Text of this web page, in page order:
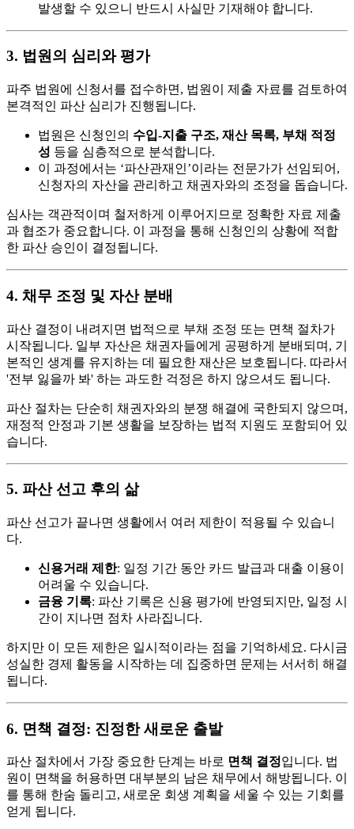
발생할 수 있으니 반드시 사실만 기재해야 합니다.
3. 법원의 심리와 평가
파주 법원에 신청서를 접수하면, 법원이 제출 자료를 검토하여
본격적인 파산 심리가 진행됩니다.
법원은 신청인의 수입-지출 구조, 재산 목록, 부채 적정
성 등을 심층적으로 분석합니다.
이 과정에서는 ‘파산관재인’이라는 전문가가 선임되어,
신청자의 자산을 관리하고 채권자와의 조정을 돕습니다.
심사는 객관적이며 철저하게 이루어지므로 정확한 자료 제출
과 협조가 중요합니다. 이 과정을 통해 신청인의 상황에 적합
한 파산 승인이 결정됩니다.
4. 채무 조정 및 자산 분배
파산 결정이 내려지면 법적으로 부채 조정 또는 면책 절차가
시작됩니다. 일부 자산은 채권자들에게 공평하게 분배되며, 기
본적인 생계를 유지하는 데 필요한 재산은 보호됩니다. 따라서
'전부 잃을까 봐' 하는 과도한 걱정은 하지 않으셔도 됩니다.
파산 절차는 단순히 채권자와의 분쟁 해결에 국한되지 않으며,
재정적 안정과 기본 생활을 보장하는 법적 지원도 포함되어 있
습니다.
5. 파산 선고 후의 삶
파산 선고가 끝나면 생활에서 여러 제한이 적용될 수 있습니
다.
신용거래 제한: 일정 기간 동안 카드 발급과 대출 이용이
어려울 수 있습니다.
금융 기록: 파산 기록은 신용 평가에 반영되지만, 일정 시
간이 지나면 점차 사라집니다.
하지만 이 모든 제한은 일시적이라는 점을 기억하세요. 다시금
성실한 경제 활동을 시작하는 데 집중하면 문제는 서서히 해결
됩니다.
6. 면책 결정: 진정한 새로운 출발
파산 절차에서 가장 중요한 단계는 바로 면책 결정입니다. 법
원이 면책을 허용하면 대부분의 남은 채무에서 해방됩니다. 이
를 통해 한숨 돌리고, 새로운 회생 계획을 세울 수 있는 기회를
얻게 됩니다.